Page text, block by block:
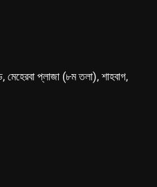
প্লাজা (৮ম তলা), শাহবাগ,